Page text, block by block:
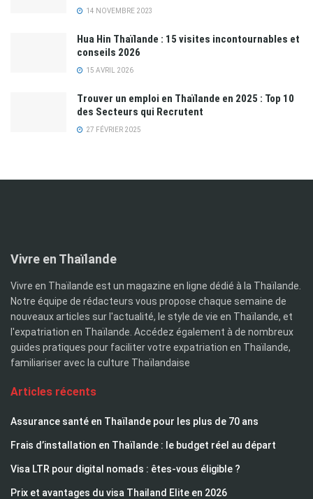
14 NOVEMBRE 2023
Hua Hin Thaïlande : 15 visites incontournables et
conseils 2026
15 AVRIL 2026
Trouver un emploi en Thaïlande en 2025 : Top 10
des Secteurs qui Recrutent
27 FÉVRIER 2025
Vivre en Thaïlande
Vivre en Thaïlande est un magazine en ligne dédié à la Thaïlande.
Notre équipe de rédacteurs vous propose chaque semaine de
nouveaux articles sur l'actualité, le style de vie en Thaïlande, et
l'expatriation en Thaïlande. Accédez également à de nombreux
guides pratiques pour faciliter votre expatriation en Thaïlande,
familiariser avec la culture Thaïlandaise
Articles récents
Assurance santé en Thaïlande pour les plus de 70 ans
Frais d’installation en Thaïlande : le budget réel au départ
Visa LTR pour digital nomads : êtes-vous éligible ?
Prix et avantages du visa Thailand Elite en 2026